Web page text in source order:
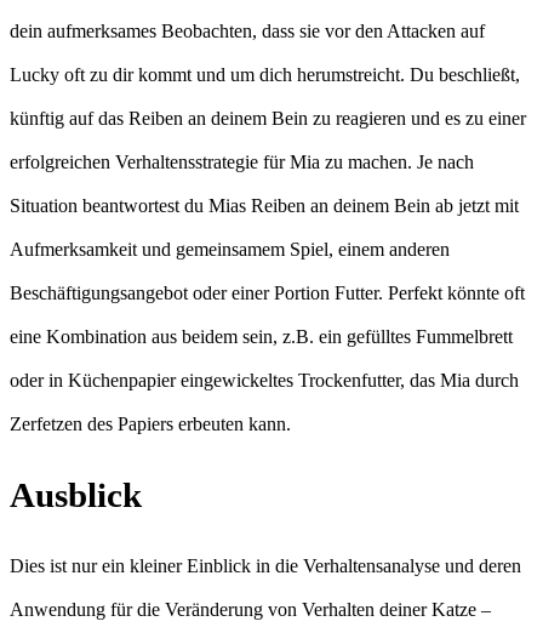
dein aufmerksames Beobachten, dass sie vor den Attacken auf
Lucky oft zu dir kommt und um dich herumstreicht. Du beschließt,
künftig auf das Reiben an deinem Bein zu reagieren und es zu einer
erfolgreichen Verhaltensstrategie für Mia zu machen. Je nach
Situation beantwortest du Mias Reiben an deinem Bein ab jetzt mit
Aufmerksamkeit und gemeinsamem Spiel, einem anderen
Beschäftigungsangebot oder einer Portion Futter. Perfekt könnte oft
eine Kombination aus beidem sein, z.B. ein gefülltes Fummelbrett
oder in Küchenpapier eingewickeltes Trockenfutter, das Mia durch
Zerfetzen des Papiers erbeuten kann.
Ausblick
Dies ist nur ein kleiner Einblick in die Verhaltensanalyse und deren
Anwendung für die Veränderung von Verhalten deiner Katze –